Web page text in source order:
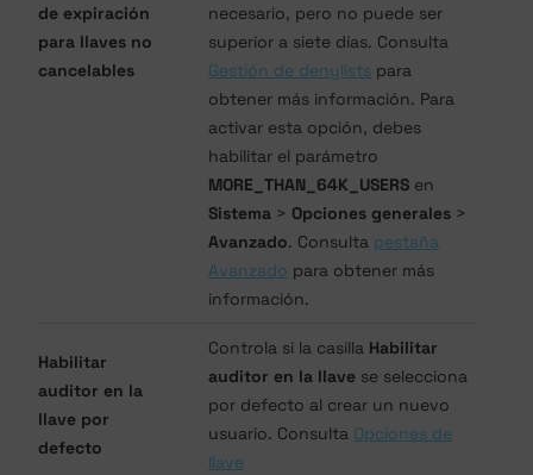
de expiración
para llaves no
cancelables
necesario, pero no puede ser
superior a siete días. Consulta
Gestión de denylists para
obtener más información. Para
activar esta opción, debes
habilitar el parámetro
MORE_THAN_64K_USERS en
Sistema > Opciones generales >
Avanzado. Consulta pestaña
Avanzado para obtener más
información.
Habilitar
auditor en la
llave por
defecto
Controla si la casilla Habilitar
auditor en la llave se selecciona
por defecto al crear un nuevo
usuario. Consulta Opciones de
llave